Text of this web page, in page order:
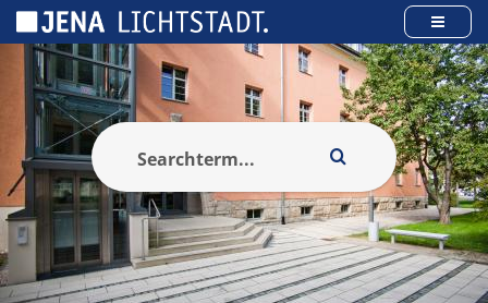
Pannello di gestione dei cookies